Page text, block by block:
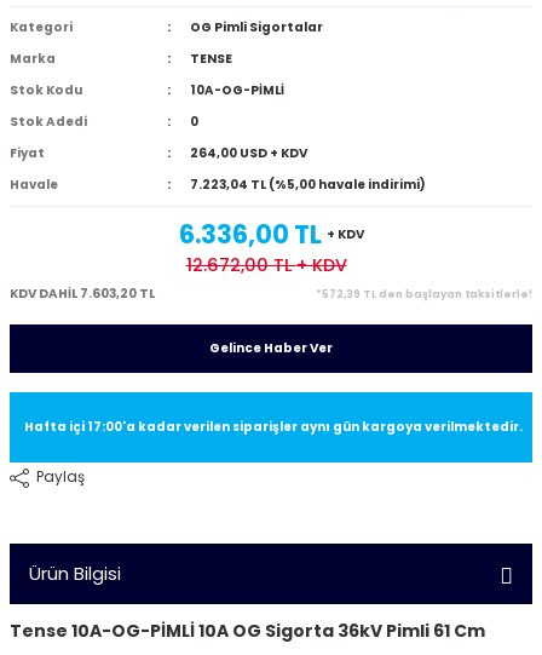
Kategori
OG Pimli Sigortalar
Marka
TENSE
Stok Kodu
10A-OG-PİMLİ
Stok Adedi
0
Fiyat
264,00 USD + KDV
Havale
7.223,04 TL (%5,00 havale indirimi)
6.336,00 TL + KDV
12.672,00 TL+ KDV
KDV DAHİL 7.603,20 TL *572,39 TL den başlayan taksitlerle!
Gelince Haber Ver
Hafta içi 17:00'a kadar verilen siparişler aynı gün kargoya verilmektedir.
Paylaş
Ürün Bilgisi
Tense 10A-OG-PİMLİ 10A OG Sigorta 36kV Pimli 61 Cm